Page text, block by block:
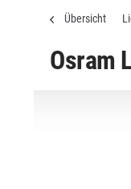
Übersicht
Osram